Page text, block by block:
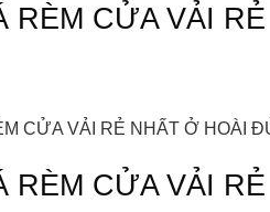
RÈM CỬA VẢI
RÈM CỬA VẢI